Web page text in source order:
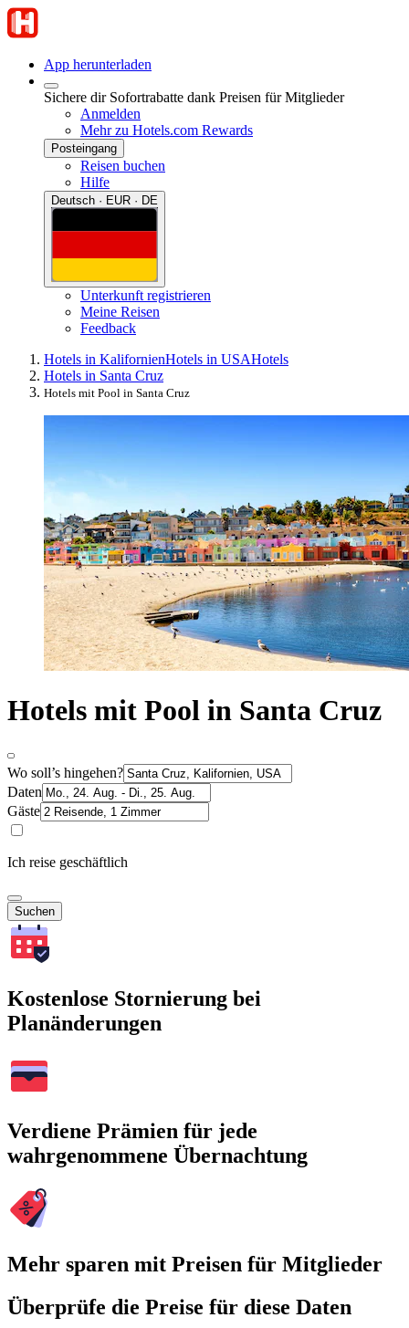
App herunterladen
Sichere dir Sofortrabatte dank Preisen für Mitglieder
Anmelden
Mehr zu Hotels.com Rewards
Posteingang
Reisen buchen
Hilfe
Deutsch · EUR · DE
Unterkunft registrieren
Meine Reisen
Feedback
Hotels in KalifornienHotels in USAHotels
Hotels in Santa Cruz
Hotels mit Pool in Santa Cruz
Hotels mit Pool in Santa Cruz
Wo soll’s hingehen?
Daten
Gäste
Ich reise geschäftlich
Suchen
Kostenlose Stornierung bei
Planänderungen
Verdiene Prämien für jede
wahrgenommene Übernachtung
Mehr sparen mit Preisen für Mitglieder
Überprüfe die Preise für diese Daten